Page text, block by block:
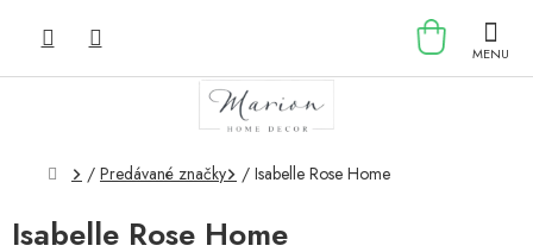
KOŠÍK
Domov
/ Predávané značky / Isabelle Rose Home
Isabelle Rose Home